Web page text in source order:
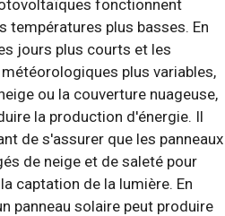
fonctionnent
températures plus basses. En
jours plus courts et les
plus variables,
ou la couverture nuageuse,
la production d'énergie. Il
de s'assurer que les panneaux
de neige et de saleté pour
captation de la lumière. En
panneau solaire peut produire